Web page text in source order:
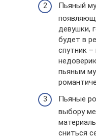
Пьяный
девушки,
будет в
спутник
пьяным
Пьяные
выбору
сниться